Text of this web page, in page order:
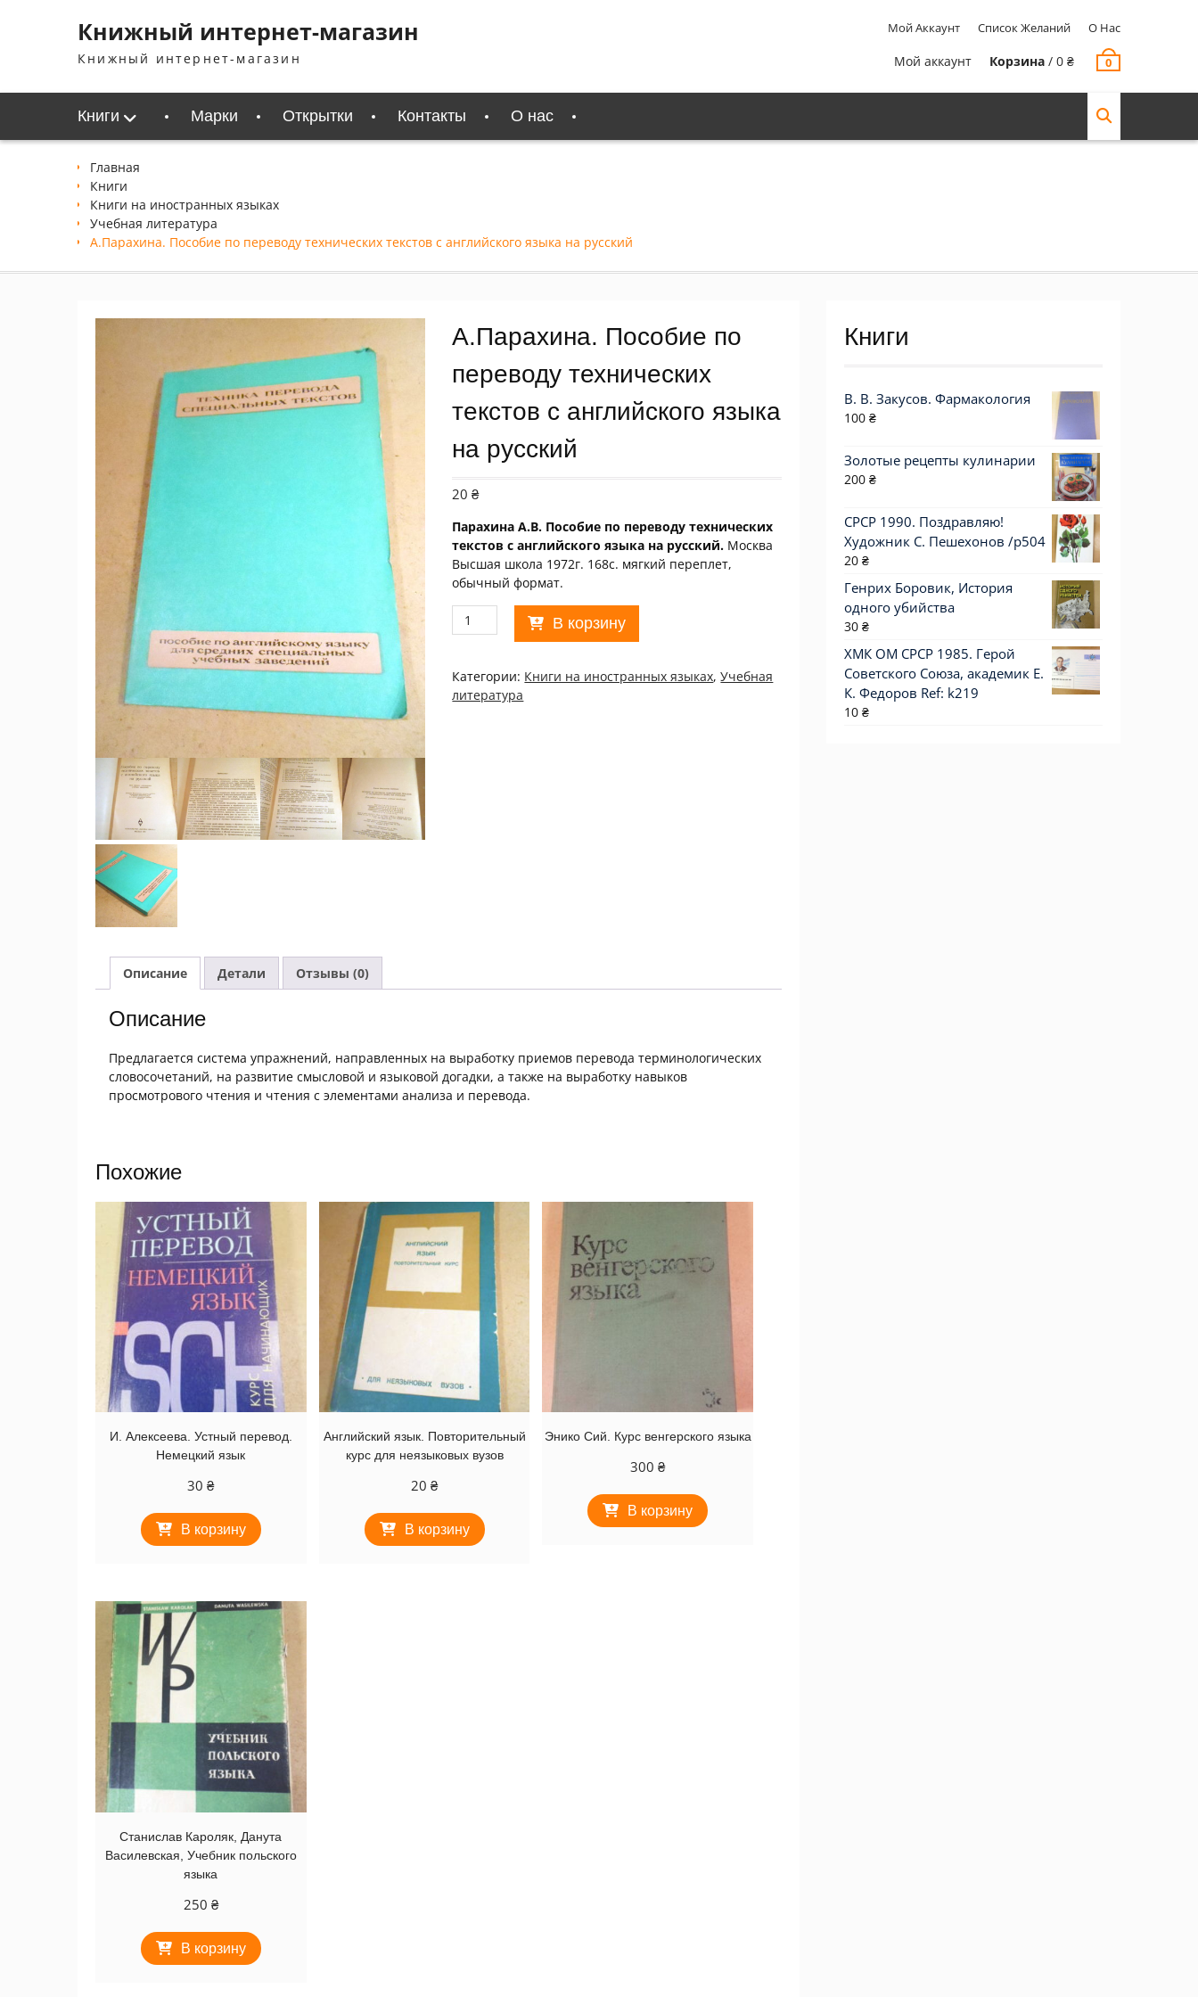
содержимомуКнижный интернет-магазин
Книжный интернет-магазин
Мой Аккаунт Список Желаний О Нас
Мой аккаунт Корзина / 0 ₴ 0
Книги Марки Открытки Контакты О нас
Главная
Книги
Книги на иностранных языках
Учебная литература
А.Парахина. Пособие по переводу технических текстов с английского языка на русский
А.Парахина. Пособие по
переводу технических
текстов с английского языка
на русский
20₴
Парахина А.В. Пособие по переводу технических
текстов с английского языка на русский. Москва
Высшая школа 1972г. 168с. мягкий переплет,
обычный формат.
Количество
товара
Пособие
по
переводу
В корзину
Категории: Книги на иностранных языках,Учебная
литература
Описание Детали Отзывы (0)
Описание
Предлагается система упражнений, направленных на выработку приемов перевода терминологических
словосочетаний, на развитие смысловой и языковой догадки, а также на выработку навыков
просмотрового чтения и чтения с элементами анализа и перевода.
Похожие
И. Алексеева. Устный перевод.
Немецкий язык
30₴
В корзину
Английский язык. Повторительный
курс для неязыковых вузов
20 ₴
В корзину
Энико Сий. Курс венгерского языка
300₴
В корзину
Станислав Кароляк, Данута
Василевская, Учебник польского
языка
250 ₴
В корзину
Книги
В. В. Закусов. Фармакология
100 ₴
Золотые рецепты кулинарии
200 ₴
СРСР 1990. Поздравляю!
Художник С. Пешехонов /р504
20 ₴
Генрих Боровик, История
одного убийства
30 ₴
ХМК ОМ СРСР 1985. Герой
Советского Союза, академик Е.
К. Федоров Ref: k219
10 ₴